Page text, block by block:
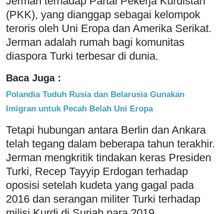
(PKK), yang dianggap sebagai kelompok
teroris oleh Uni Eropa dan Amerika Serikat.
Jerman adalah rumah bagi komunitas
diaspora Turki terbesar di dunia.
Baca Juga :
Polandia Tuduh Rusia dan Belarusia Gunakan
Imigran untuk Pecah Belah Uni Eropa
Tetapi hubungan antara Berlin dan Ankara
telah tegang dalam beberapa tahun terakhir.
Jerman mengkritik tindakan keras Presiden
Turki, Recep Tayyip Erdogan terhadap
oposisi setelah kudeta yang gagal pada
2016 dan serangan militer Turki terhadap